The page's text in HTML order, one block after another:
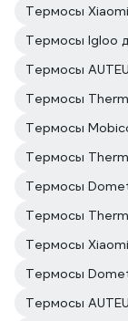
Термосы
Термосы Igloo
Термосы
Термосы
Термосы
Термосы
Термосы
Термосы
Термосы
Термосы
Термосы